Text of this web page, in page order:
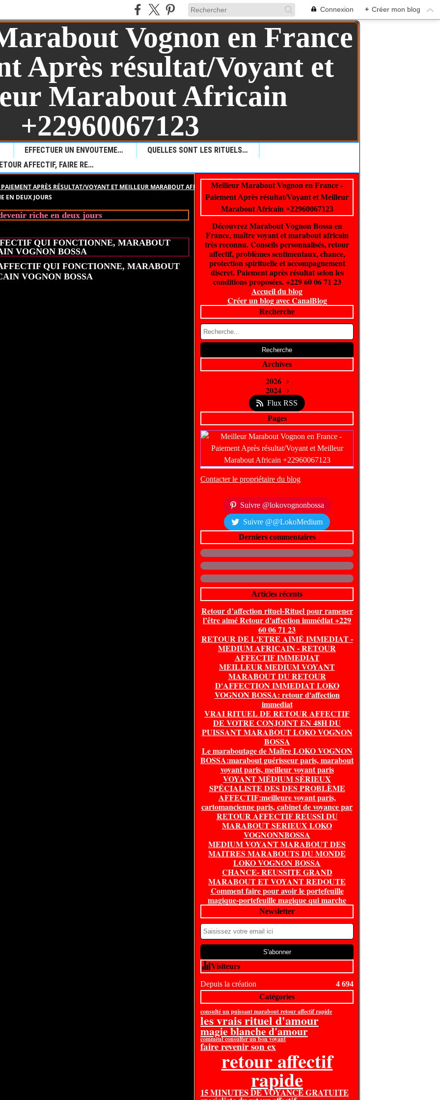
Connexion + Créer mon blog
EFFECTUER UN ENVOUTEMENT POUR PROVOQUER LA MALCHANCE
QUELLES SONT LES RITUELS VAUDOU: COMMENT LES RITUELS VAUDOU PEUVENT AIDER ?+229 99 01 00 62
RETOUR AFFECTIF, FAIRE REVENIR VOTRE AMOUR PERDU
APRÈS RÉSULTAT/VOYANT ET MEILLEUR MARABOUT AFRICAIN +22960067123
EN DEUX JOURS
riche en deux jours
QUI FONCTIONNE, MARABOUT
VOGNON BOSSA
Meilleur Marabout Vognon en France -
Paiement Après résultat/Voyant et Meilleur
Marabout Africain +22960067123
Découvrez Marabout Vognon Bossa en
France, maître voyant et marabout africain
très reconnu. Conseils personnalisés, retour
affectif, problèmes sentimentaux, chance,
protection spirituelle et accompagnement
discret. Paiement après résultat selon les
conditions proposées. +229 60 06 71 23
Accueil du blog
Créer un blog avec CanalBlog
Recherche
Archives
2026
Juin(300)
Avril(5)
2024
Février(1)
Flux RSS
Pages
Contacter le propriétaire du blog
Suivre @lokovognonbossa
Suivre @@LokoMedium
Derniers commentaires
Articles récents
Retour d’affection rituel-Rituel pour ramener
l’être aimé Retour d'affection immédiat +229
60 06 71 23
RETOUR DE L'ETRE AIMÉ IMMEDIAT -
MEDIUM AFRICAIN - RETOUR
AFFECTIF IMMEDIAT
MEILLEUR MEDIUM VOYANT
MARABOUT DU RETOUR
D'AFFECTION IMMEDIAT LOKO
VOGNON BOSSA: retour d'affection
immediat
VRAI RITUEL DE RETOUR AFFECTIF
DE VOTRE CONJOINT EN 48H DU
PUISSANT MARABOUT LOKO VOGNON
BOSSA
Le maraboutage de Maître LOKO VOGNON
BOSSA:marabout guérisseur paris, marabout
voyant paris, meilleur voyant paris
VOYANT MÉDIUM SÉRIEUX
SPÉCIALISTE DES DES PROBLÈME
AFFECTIF:meilleure voyant paris,
cartomancienne paris, cabinet de voyance par
RETOUR AFFECTIF REUSSI DU
MARABOUT SERIEUX LOKO
VOGNONNBOSSA
MEDIUM VOYANT MARABOUT DES
MAITRES MARABOUTS DU MONDE
LOKO VOGNON BOSSA
CHANCE- REUSSITE GRAND
MARABOUT ET VOYANT REDOUTE
Comment faire pour avoir le portefeuille
magique-portefeuille magique qui marche
Newsletter
Visiteurs
Depuis la création
4 694
Catégories
consulté un puissant marabout retour affectif rapide
les vrais rituel d'amour
magie blanche d'amour
comment consulter un bon voyant
faire revenir son ex
retour affectif
rapide
15 MINUTES DE VOYANCE GRATUITE